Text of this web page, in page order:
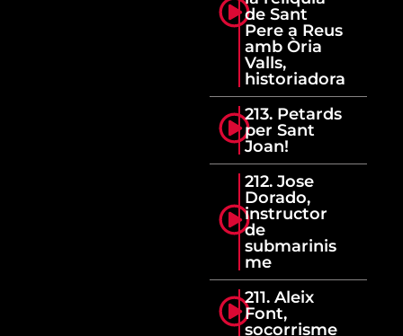
de Sant
Pere a Reus
amb Òria
Valls,
historiadora
213. Petards
per Sant
Joan!
212. Jose
Dorado,
instructor
de
submarinis
me
211. Aleix
Font,
socorrisme